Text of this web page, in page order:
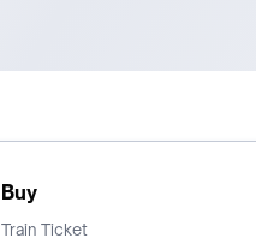
Buy
Train Ticket